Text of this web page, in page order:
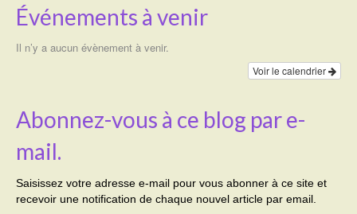
Événements à venir
Il n’y a aucun évènement à venir.
Voir le calendrier
Abonnez-vous à ce blog par e-
mail.
Saisissez votre adresse e-mail pour vous abonner à ce site et
recevoir une notification de chaque nouvel article par email.